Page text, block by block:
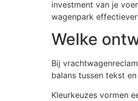
investment van je
wagenpark
Welke
Bij
balans tussen tekst
Kleurkeuzes vormen